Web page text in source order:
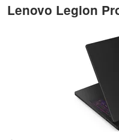
Lenovo Legion